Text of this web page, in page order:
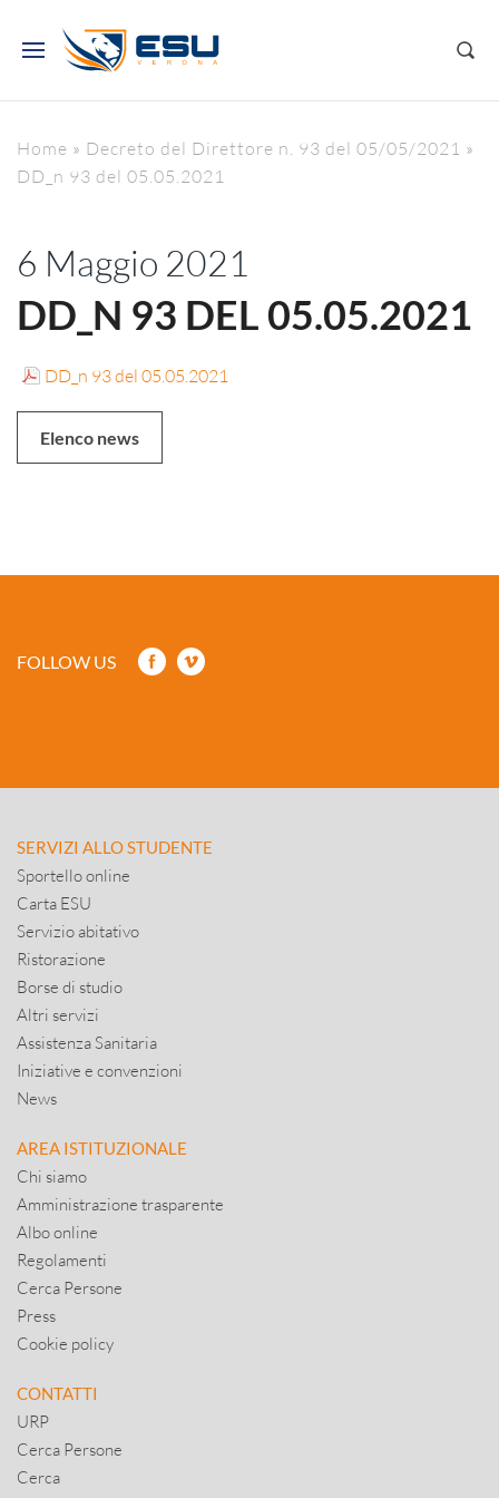
Home » Decreto del Direttore n. 93 del 05/05/2021 »
DD_n 93 del 05.05.2021
6 Maggio 2021
DD_N 93 DEL 05.05.2021
DD_n 93 del 05.05.2021
Elenco news
FOLLOW US
SERVIZI ALLO STUDENTE
Sportello online
Carta ESU
Servizio abitativo
Ristorazione
Borse di studio
Altri servizi
Assistenza Sanitaria
Iniziative e convenzioni
News
AREA ISTITUZIONALE
Chi siamo
Amministrazione trasparente
Albo online
Regolamenti
Cerca Persone
Press
Cookie policy
CONTATTI
URP
Cerca Persone
Cerca